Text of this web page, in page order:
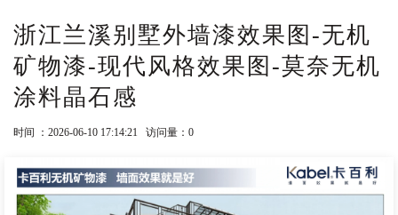
浙江兰溪别墅外墙漆效果图-无机
矿物漆-现代风格效果图-莫奈无机
涂料晶石感
时间 ：2026-06-10 17:14:21 访问量： 0